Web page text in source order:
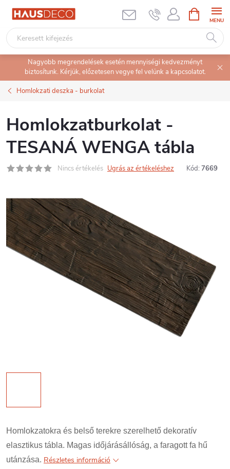
Ugrás
tartalomhoz
KOSÁR
Nagyobb megrendelések esetén mennyiségi kedvezményt
biztosítunk. Kérjük, előzetesen vegye fel velünk a kapcsolatot.
Homlokzati deszka - burkolat
Homlokzatburkolat -
TESANÁ WENGA tábla
Nincs értékelés Ugrás az értékeléshez Kód: 7669
Homlokzatokra és belső terekre szerelhető dekoratív
elasztikus tábla. Magas időjárásállóság, a faragott fa hű
utánzása. Részletes információ